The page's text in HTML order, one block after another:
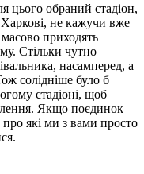
цього обраний стадіон,
Харкові, не кажучи вже
приходять
Стільки чутно
насамперед, а
солідніше було б
стадіоні, щоб
Якщо поєдинок
які ми з вами просто